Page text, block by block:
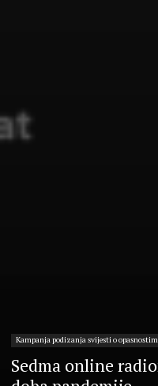
Kampanja podizanja svijesti o
Sedma online